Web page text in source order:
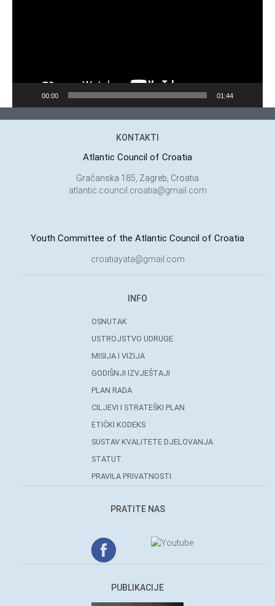
00:00 01:44
KONTAKTI
Atlantic Council of Croatia
Gračanska 185, Zagreb, Croatia
atlantic.council.croatia@gmail.com
Youth Committee of the Atlantic Council of Croatia
croatiayata@gmail.com
INFO
OSNUTAK
USTROJSTVO UDRUGE
MISIJA I VIZIJA
GODIŠNJI IZVJEŠTAJI
PLAN RADA
CILJEVI I STRATEŠKI PLAN
ETIČKI KODEKS
SUSTAV KVALITETE DJELOVANJA
STATUT
PRAVILA PRIVATNOSTI
PRATITE NAS
PUBLIKACIJE